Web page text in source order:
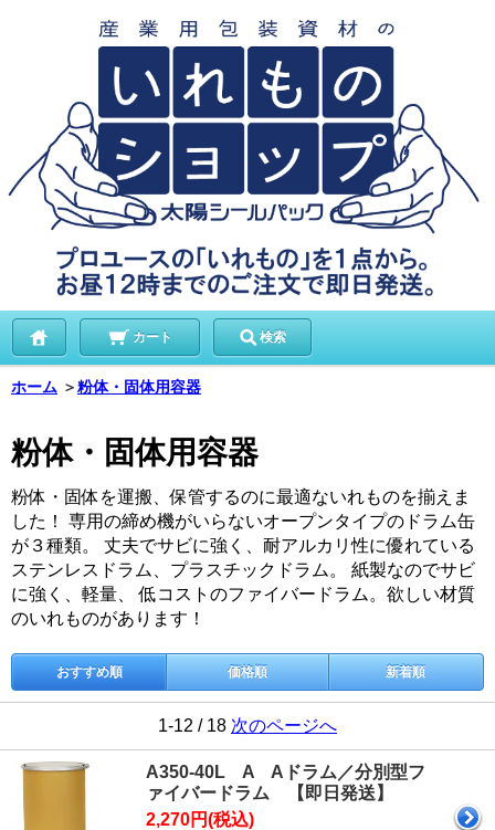
カート 検索
ホーム ＞粉体・固体用容器
粉体・固体用容器
粉体・固体を運搬、保管するのに最適ないれものを揃えま
した！ 専用の締め機がいらないオープンタイプのドラム缶
が３種類。 丈夫でサビに強く、耐アルカリ性に優れている
ステンレスドラム、プラスチックドラム。 紙製なのでサビ
に強く、軽量、 低コストのファイバードラム。欲しい材質
のいれものがあります！
おすすめ順 価格順 新着順
1-12 / 18 次のページへ
A350-40L A Aドラム／分別型フ
ァイバードラム 【即日発送】
2,270円(税込)